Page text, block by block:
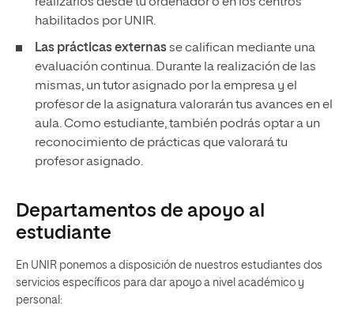
habilitados por UNIR.
Las prácticas externasse califican mediante una
evaluación continua. Durante la realización de las
mismas, un tutor asignado por la empresa y el
profesor de la asignatura valorarán tus avances en el
aula. Como estudiante, también podrás optar a un
reconocimiento de prácticas que valorará tu
profesor asignado.
Departamentos de apoyo al
estudiante
En UNIR ponemos a disposición de nuestros estudiantes dos
servicios específicos para dar apoyo a nivel académico y
personal: